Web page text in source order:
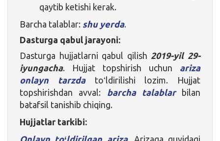
qaytib ketishi kerak.
Barcha talablar: shu yerda.
Dasturga qabul jarayoni:
Dasturga hujjatlarni qabul qilish 2019-yil 29-
iyungacha. Hujjat topshirish uchun ariza
onlayn tarzdatoʻldirilishi lozim. Hujjat
topshirishdan avval:
barcha talablarbilan
batafsil tanishib chiqing.
Hujjatlar tarkibi:
Onlayn toʻldirilgan ariza. Arizaga quyidagi